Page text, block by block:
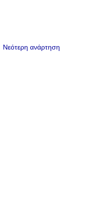
Νεότερη ανάρτηση